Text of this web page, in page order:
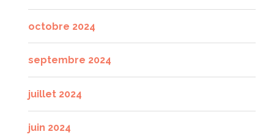
octobre 2024
septembre 2024
juillet 2024
juin 2024